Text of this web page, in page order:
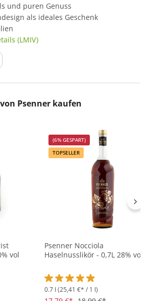
und puren Genuss
als ideales Geschenk
(LMIV)
Psenner kaufen
vol
von 4.8 von 5 Sternen
(6% GESPART)
TOPSELLER
Psenner Nocciola
Haselnusslikör - 0,7L 28% vol
Durchschnittliche
0.7 l (25,41 €* / 1 l)